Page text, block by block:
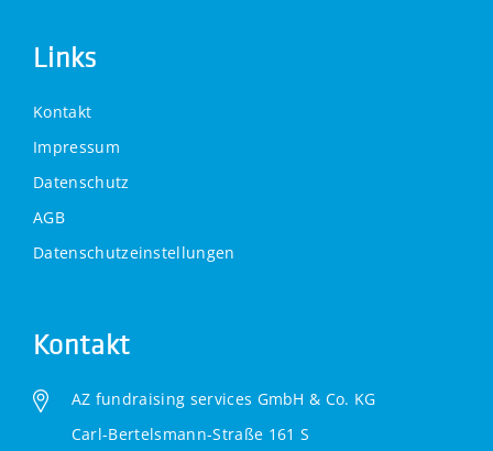
Links
Kontakt
Impressum
Datenschutz
AGB
Datenschutzeinstellungen
Kontakt
AZ fundraising services GmbH & Co. KG
Carl-Bertelsmann-Straße 161 S